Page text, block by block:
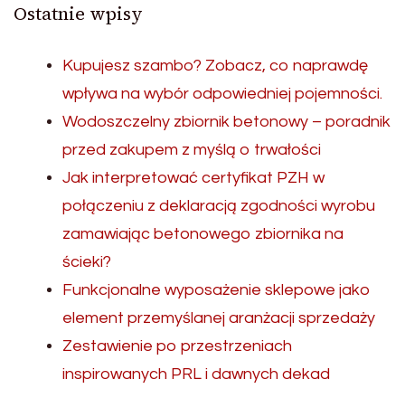
Ostatnie wpisy
Kupujesz szambo? Zobacz, co naprawdę
wpływa na wybór odpowiedniej pojemności.
Wodoszczelny zbiornik betonowy – poradnik
przed zakupem z myślą o trwałości
Jak interpretować certyfikat PZH w
połączeniu z deklaracją zgodności wyrobu
zamawiając betonowego zbiornika na
ścieki?
Funkcjonalne wyposażenie sklepowe jako
element przemyślanej aranżacji sprzedaży
Zestawienie po przestrzeniach
inspirowanych PRL i dawnych dekad